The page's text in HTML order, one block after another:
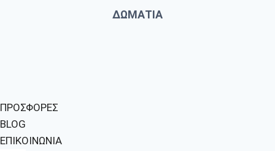
ΔΩΜΑΤΙΑ
ΠΡΟΣΦΟΡΕΣ
BLOG
ΕΠΙΚΟΙΝΩΝΙΑ